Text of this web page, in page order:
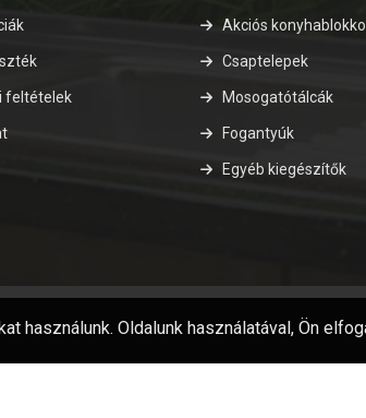
feltételek
Akciós
Csaptelepek
Mosogatótálcák
Fogantyúk
Egyéb kiegészítők
használunk. Oldalunk használatával, Ön